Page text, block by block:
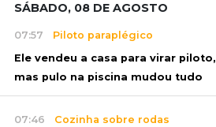
SÁBADO, 08 DE AGOSTO
07:57 Piloto paraplégico
Ele vendeu a casa para virar piloto,
mas pulo na piscina mudou tudo
07:46 Cozinha sobre rodas